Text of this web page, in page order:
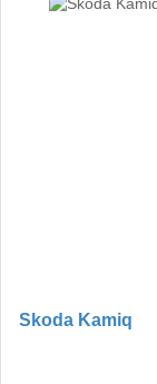
Skoda Kamiq